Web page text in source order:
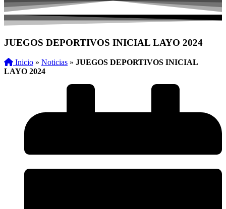
JUEGOS DEPORTIVOS INICIAL LAYO 2024
Inicio » Noticias » JUEGOS DEPORTIVOS INICIAL
LAYO 2024